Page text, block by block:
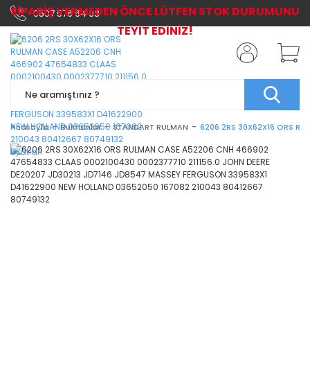
0507 576 64 03
Anasayfa Rulmanlar STANDART RULMAN 6206 2RS 30X62X16 ORS
SİPARİŞ VERMEDEN ÖNCE LÜTFEN STOK DURUMUNU
TEYİT EDİNİZ!